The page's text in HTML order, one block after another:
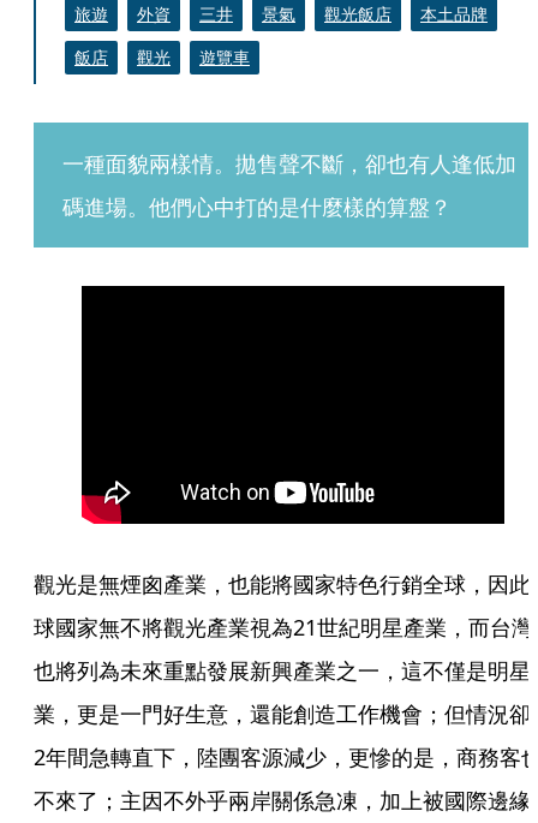
旅遊 外資 三井 景氣 觀光飯店
本土品牌
飯店
觀光 遊覽車
一種面貌兩樣情。拋售聲不斷，卻也有人逢低加
碼進場。他們心中打的是什麼樣的算盤？
觀光是無煙囪產業，也能將國家特色行銷全球，因此
球國家無不將觀光產業視為21世紀明星產業，而台灣
也將列為未來重點發展新興產業之一，這不僅是明星
業，更是一門好生意，還能創造工作機會；但情況卻
2年間急轉直下，陸團客源減少，更慘的是，商務客
不來了；主因不外乎兩岸關係急凍，加上被國際邊緣